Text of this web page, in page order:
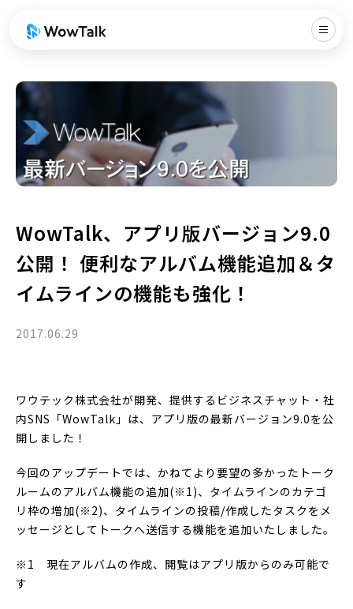
WowTalk、アプリ版バージョン9.0
公開！ 便利なアルバム機能追加＆タ
イムラインの機能も強化！
2017.06.29
ワウテック株式会社が開発、提供するビジネスチャット・社
内SNS「WowTalk」は、アプリ版の最新バージョン9.0を公
開しました！
今回のアップデートでは、かねてより要望の多かったトーク
ルームのアルバム機能の追加(※1)、タイムラインのカテゴ
リ枠の増加(※2)、タイムラインの投稿/作成したタスクをメ
ッセージとしてトークへ送信する機能を追加いたしました。
※1 現在アルバムの作成、閲覧はアプリ版からのみ可能で
す